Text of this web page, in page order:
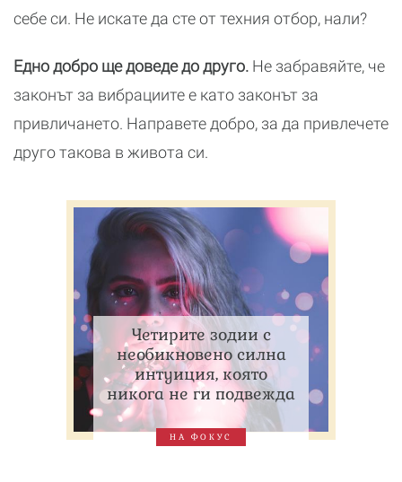
себе си. Не искате да сте от техния отбор, нали?
Едно добро ще доведе до друго. Не забравяйте, че
законът за вибрациите е като законът за
привличането. Направете добро, за да привлечете
друго такова в живота си.
Четирите зодии с
необикновено силна
интуиция, която
никога не ги подвежда
НА ФОКУС